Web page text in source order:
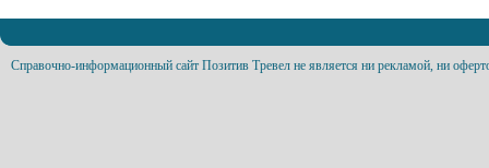
Справочно-информационный сайт Позитив Тревел не является ни рекламой, ни